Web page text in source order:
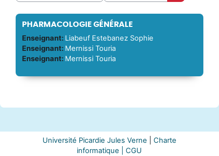
PHARMACOLOGIE GÉNÉRALE
Enseignant: Liabeuf Estebanez Sophie
Enseignant: Mernissi Touria
Enseignant: Mernissi Touria
Université Picardie Jules Verne
Charte
informatique |
CGU